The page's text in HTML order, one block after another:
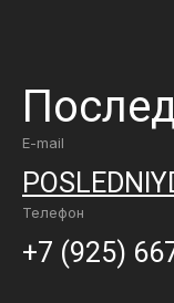
E-mail
Телефон
+7 (925)